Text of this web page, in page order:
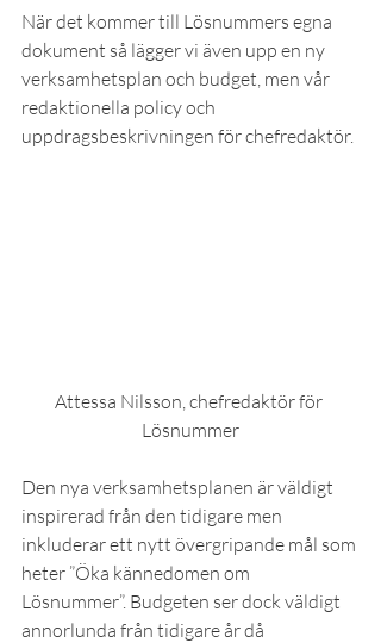
När det kommer till Lösnummers egna
dokument så lägger vi även upp en ny
verksamhetsplan och budget, men vår
redaktionella policy och
uppdragsbeskrivningen för chefredaktör.
Attessa Nilsson, chefredaktör för
Lösnummer
Den nya verksamhetsplanen är väldigt
inspirerad från den tidigare men
inkluderar ett nytt övergripande mål som
heter ”Öka kännedomen om
Lösnummer”. Budgeten ser dock väldigt
annorlunda från tidigare år då